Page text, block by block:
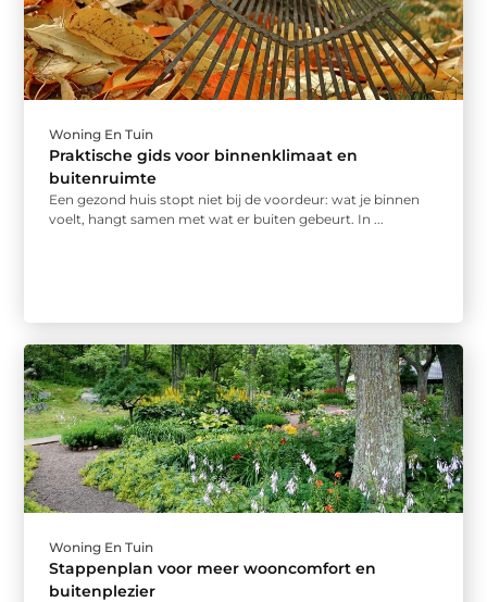
Woning En Tuin
Praktische gids voor binnenklimaat en
buitenruimte
Een gezond huis stopt niet bij de voordeur: wat je binnen
voelt, hangt samen met wat er buiten gebeurt. In ...
Woning En Tuin
Stappenplan voor meer wooncomfort en
buitenplezier